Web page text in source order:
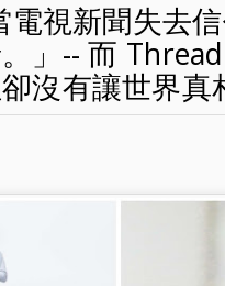
它就不再是新聞，只是一種資
世界真相變得更清楚。
電視新聞失去
」-- 而
沒有讓世界真